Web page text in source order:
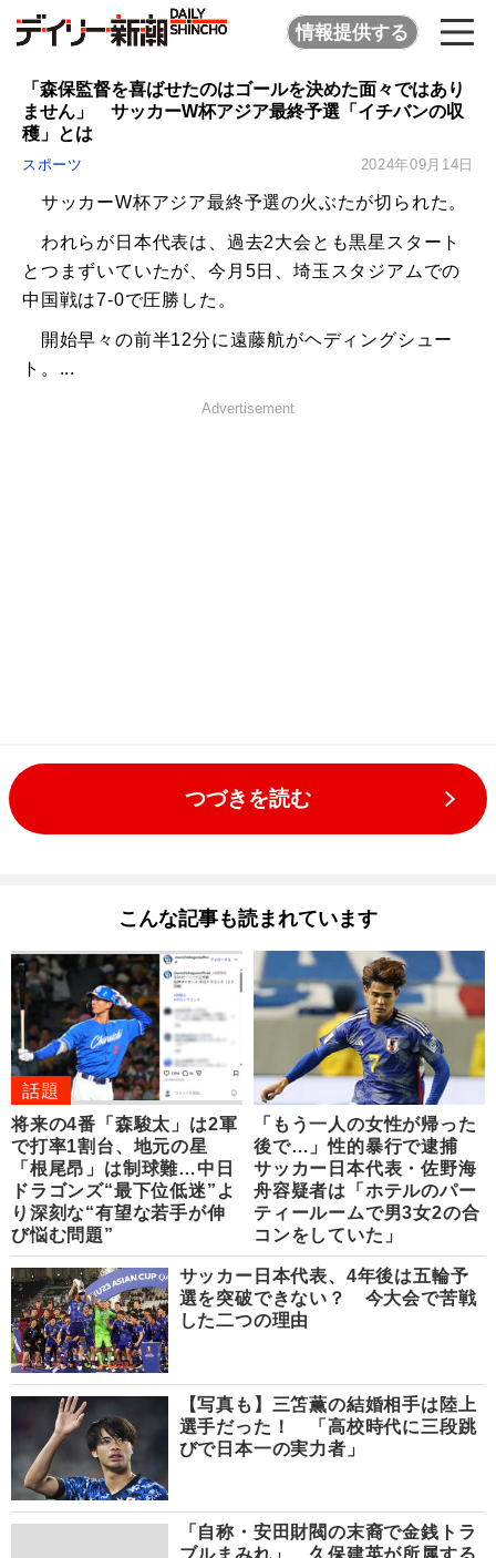
情報提供する
「森保監督を喜ばせたのはゴールを決めた面々ではあり
ません」 サッカーW杯アジア最終予選「イチバンの収
穫」とは
スポーツ 2024年09月14日
サッカーW杯アジア最終予選の火ぶたが切られた。
われらが日本代表は、過去2大会とも黒星スタート
とつまずいていたが、今月5日、埼玉スタジアムでの
中国戦は7-0で圧勝した。
開始早々の前半12分に遠藤航がヘディングシュー
ト。...
Advertisement
つづきを読む
こんな記事も読まれています
話題
将来の4番「森駿太」は2軍
で打率1割台、地元の星
「根尾昂」は制球難…中日
ドラゴンズ“最下位低迷”よ
り深刻な“有望な若手が伸
び悩む問題”
「もう一人の女性が帰った
後で…」性的暴行で逮捕
サッカー日本代表・佐野海
舟容疑者は「ホテルのパー
ティールームで男3女2の合
コンをしていた」
サッカー日本代表、4年後は五輪予
選を突破できない？ 今大会で苦戦
した二つの理由
【写真も】三笘薫の結婚相手は陸上
選手だった！ 「高校時代に三段跳
びで日本一の実力者」
「自称・安田財閥の末裔で金銭トラ
ブルまみれ」 久保建英が所属する